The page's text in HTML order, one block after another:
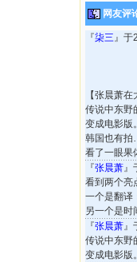
网友评
『柒三』于
【张晨萧在
传说中东野
变成电影版
韩国也有
看了一眼果
『张晨萧』
看到两个亮
一个是翻译
另一个是
『张晨萧』
传说中东野
变成电影版